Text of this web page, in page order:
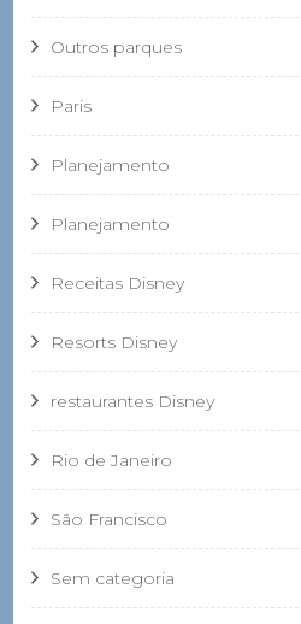
Outros parques
Paris
Planejamento
Planejamento
Receitas Disney
Resorts Disney
restaurantes Disney
Rio de Janeiro
São Francisco
Sem categoria